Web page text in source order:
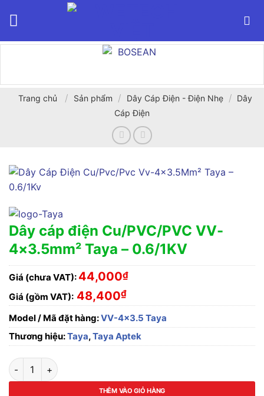
Trang chủ / Sản phẩm / Dây Cáp Điện - Điện Nhẹ / Dây
Cáp Điện
Dây cáp điện Cu/PVC/PVC VV-
4×3.5mm² Taya – 0.6/1KV
Giá (chưa VAT): 44,000₫
Giá (gồm VAT): 48,400₫
Model / Mã đặt hàng:VV-4x3.5 Taya
Thương hiệu:Taya,Taya Aptek
Dây cáp điện Cu/PVC/PVC VV-4x3.5mm² Taya - 0.6/1KV số
THÊM VÀO GIỎ HÀNG